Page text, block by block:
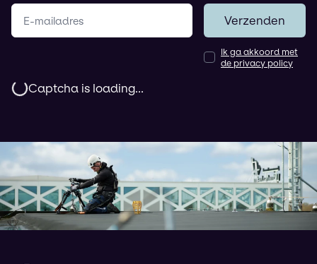
Jouw e-mailadres
Verzenden
Ik ga akkoord met
de privacy policy
Captcha is loading...